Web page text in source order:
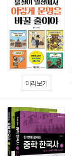
미리보기